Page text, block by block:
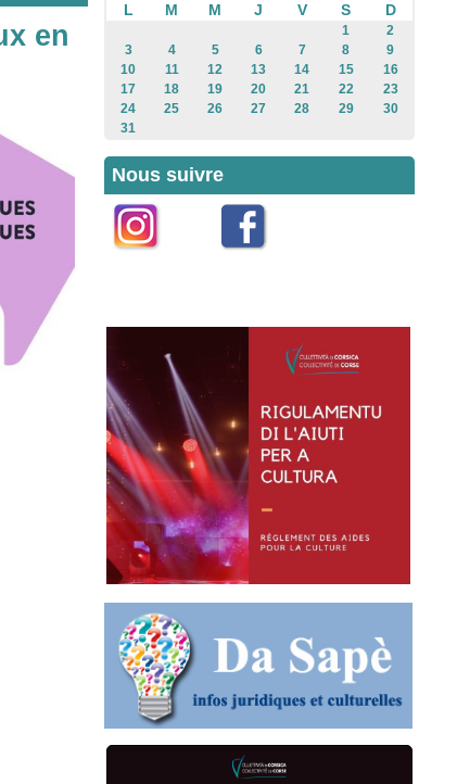
en
L M M J V S D
1
2
3
4 5 6 7 8
9
10
11 12 13 14 15
16
17
18 19 20 21 22
23
24
25 26 27 28 29
30
31
Nous suivre